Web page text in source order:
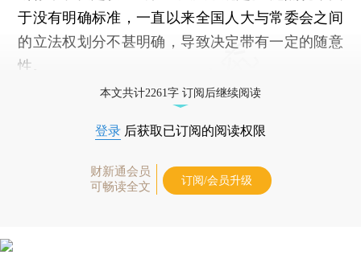
于没有明确标准，一直以来全国人大与常委会之间
的立法权划分不甚明确，导致决定带有一定的随意
性。
本文共计2261字 订阅后继续阅读
登录 后获取已订阅的阅读权限
财新通会员
可畅读全文
订阅/会员升级